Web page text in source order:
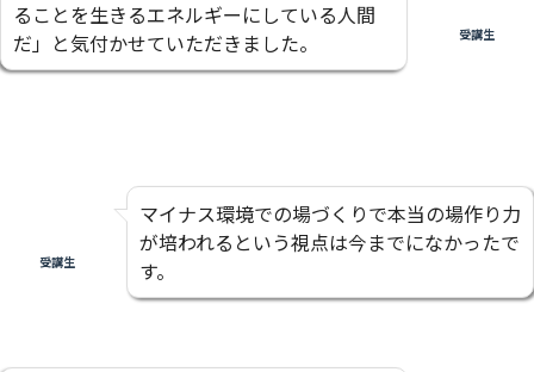
ることを生きるエネルギーにしている人間
だ」と気付かせていただきました。
受講生
受講生
マイナス環境での場づくりで本当の場作り力
が培われるという視点は今までになかったで
す。